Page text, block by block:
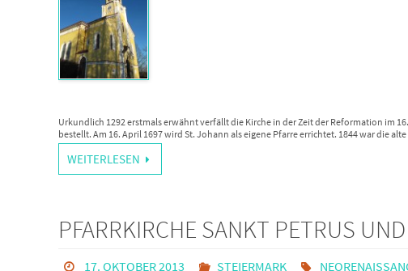
Urkundlich 1292 erstmals erwähnt verfällt die Kirche in der Zeit der Reformation im
bestellt. Am 16. April 1697 wird St. Johann als eigene Pfarre errichtet. 1844 war die
WEITERLESEN
PFARRKIRCHE SANKT PETRUS
17. OKTOBER 2013 STEIERMARK